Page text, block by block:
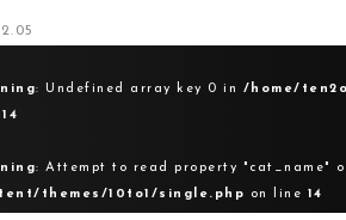
: Undefined array key 0 in /home/
14
: Attempt to read property "cat_name"
themes/10to1/single.php
on line 14